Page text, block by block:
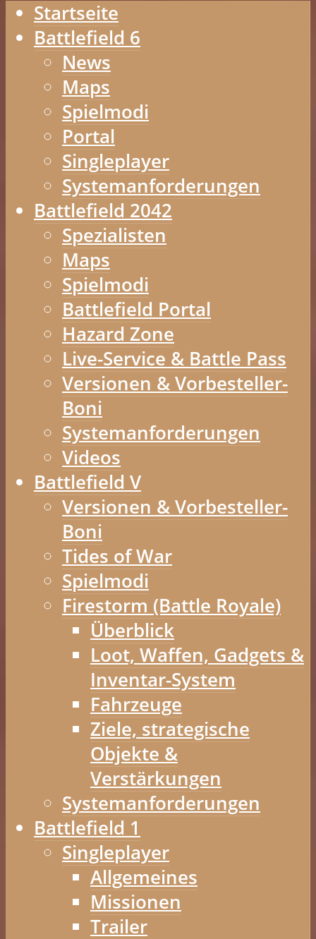
Startseite
Battlefield 6
News
Maps
Spielmodi
Portal
Singleplayer
Systemanforderungen
Battlefield 2042
Spezialisten
Maps
Spielmodi
Battlefield Portal
Hazard Zone
Live-Service & Battle Pass
Versionen & Vorbesteller-
Boni
Systemanforderungen
Videos
Battlefield V
Versionen & Vorbesteller-
Boni
Tides of War
Spielmodi
Firestorm (Battle Royale)
Überblick
Loot, Waffen, Gadgets &
Inventar-System
Fahrzeuge
Ziele, strategische
Objekte &
Verstärkungen
Systemanforderungen
Battlefield 1
Singleplayer
Allgemeines
Missionen
Trailer